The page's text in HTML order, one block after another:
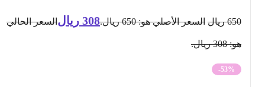
ريال السعر الأصلي هو: 650 ريال. 308 ريال السعر الحالي
-53%